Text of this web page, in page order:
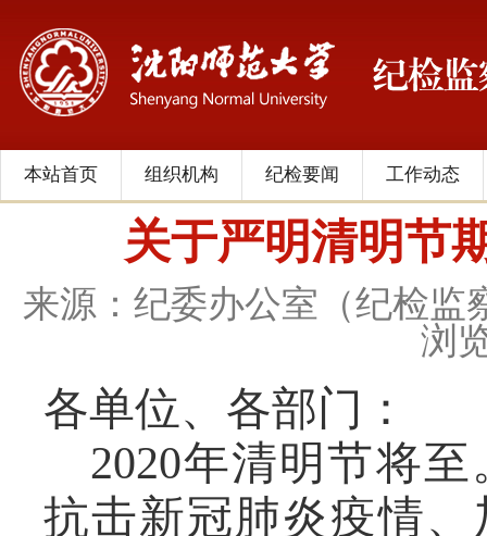
本站首页 组织机构 纪检要闻 工作动态
关于严明清明节
来源：纪委办公室（纪检监
浏
各单位、各部门：
2020年清明节将
抗击新冠肺炎疫情